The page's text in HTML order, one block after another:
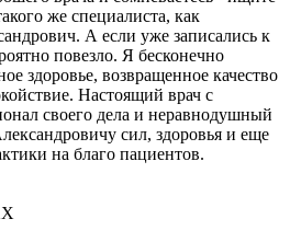
же специалиста, как
А если уже записались к
повезло. Я бесконечно
здоровье, возвращенное качество
Настоящий врач с
своего дела и неравнодушный
сил, здоровья и еще
на благо пациентов.